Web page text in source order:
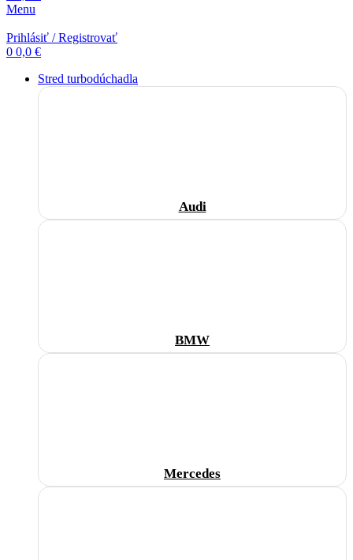
Menu
Prihlásiť / Registrovať
0 0,0 €
Stred turbodúchadla
Audi
BMW
Mercedes